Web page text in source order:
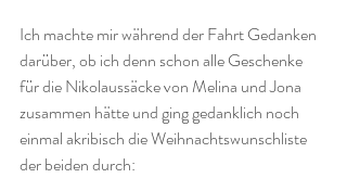
Ich machte mir während der Fahrt Gedanken
darüber, ob ich denn schon alle Geschenke
für die Nikolaussäcke von Melina und Jona
zusammen hätte und ging gedanklich noch
einmal akribisch die Weihnachtswunschliste
der beiden durch: